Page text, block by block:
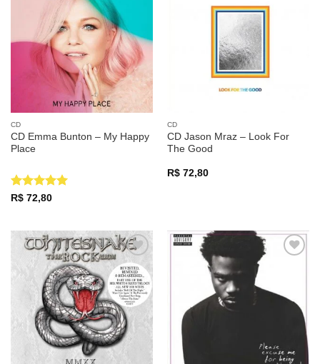
Adicionar
a lista de
desejos
CD
CD Emma Bunton – My Happy
Place
Avaliação
R$72,80
Adicionar
CD
CD Jason Mraz – Look For
The Good
R$72,80
Adicionar
a lista de
desejos